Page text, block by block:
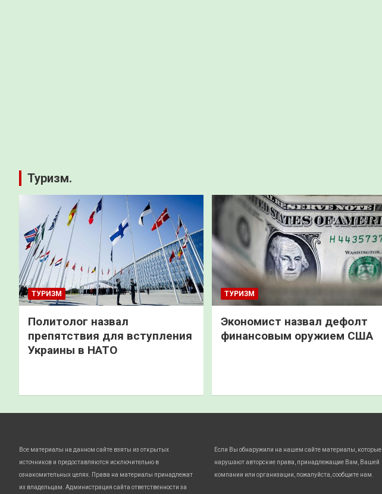
Туризм.
ТУРИЗМ
Политолог назвал
препятствия для вступления
Украины в НАТО
ТУРИЗМ
Экономист назвал дефолт
финансовым оружием США
Все материалы на данном сайте взяты из открытых
источников и предоставляются исключительно в
ознакомительных целях. Права на материалы принадлежат
их владельцам. Администрация сайта ответственности за
Если Вы обнаружили на нашем сайте материалы, которые
нарушают авторские права, принадлежащие Вам, Вашей
компании или организации, пожалуйста, сообщите нам.